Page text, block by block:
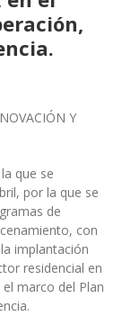
Y
que se
por la que se
de
con
implantación
residencial en
marco del Plan